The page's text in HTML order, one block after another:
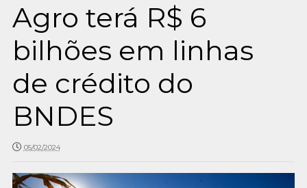
Agro terá R$ 6
bilhões em linhas
de crédito do
BNDES
05/02/2024